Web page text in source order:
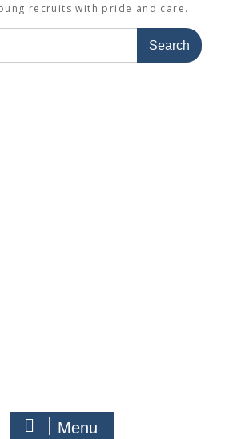
recruits with pride and care.
Menu